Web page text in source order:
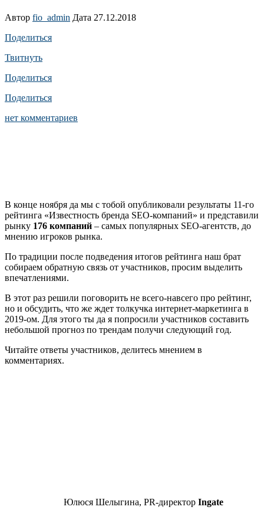
Автор fio_admin Дата 27.12.2018
Поделиться
Твитнуть
Поделиться
Поделиться
нет комментариев
В конце ноября да мы с тобой опубликовали результаты 11-го
рейтинга «Известность бренда SEO-компаний» и представили
рынку 176 компаний – самых популярных SEO-агентств, до
мнению игроков рынка.
По традиции после подведения итогов рейтинга наш брат
собираем обратную связь от участников, просим выделить
впечатлениями.
В этот раз решили поговорить не всего-навсего про рейтинг,
но и обсудить, что же ждет толкучка интернет-маркетинга в
2019-ом. Для этого ты да я попросили участников составить
небольшой прогноз по трендам получи следующий год.
Читайте ответы участников, делитесь мнением в
комментариях.
Юлюся Шелыгина, PR-директор Ingate